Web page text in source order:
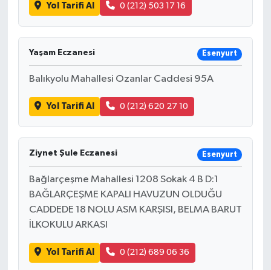
Yol Tarifi Al 0 (212) 503 17 16
Yaşam Eczanesi Esenyurt
Balıkyolu Mahallesi Ozanlar Caddesi 95A
Yol Tarifi Al 0 (212) 620 27 10
Ziynet Şule Eczanesi Esenyurt
Bağlarçeşme Mahallesi 1208 Sokak 4 B D:1
BAĞLARÇEŞME KAPALI HAVUZUN OLDUĞU
CADDEDE 18 NOLU ASM KARŞISI, BELMA BARUT
İLKOKULU ARKASI
Yol Tarifi Al 0 (212) 689 06 36